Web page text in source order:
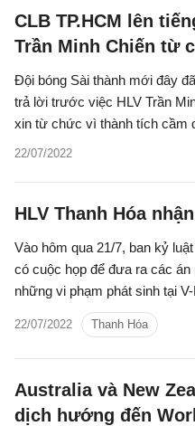
CLB TP.HCM lên
Trần Minh Chiến từ
Đội bóng Sài thành mới đây
trả lời trước việc HLV Trần
xin từ chức vì thành tích cầm
không tốt trong thời gian qua.
22/07/2022
HLV Thanh Hóa
Vào hôm qua 21/7, ban kỷ
có cuộc họp để đưa ra các án
những vi phạm phát sinh tại
2022 trong đó có trường hợp
Thanh Hóa, Ljupko Petrovic.
22/07/2022 Thanh Hóa
Australia và New
dịch hướng đến